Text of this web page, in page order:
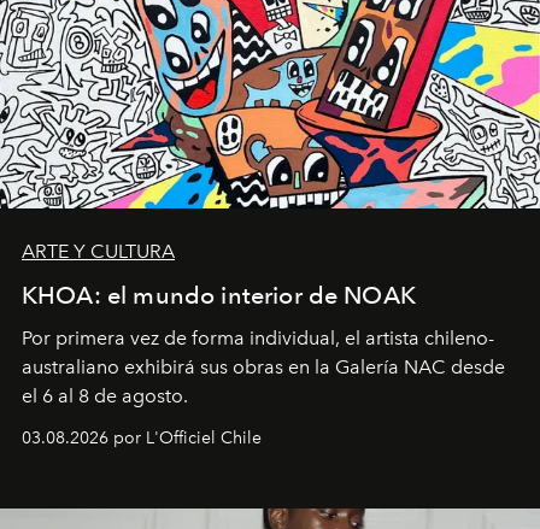
ARTE Y CULTURA
KHOA: el mundo interior de NOAK
Por primera vez de forma individual, el artista chileno-
australiano exhibirá sus obras en la Galería NAC desde
el 6 al 8 de agosto.
03.08.2026 por L'Officiel Chile